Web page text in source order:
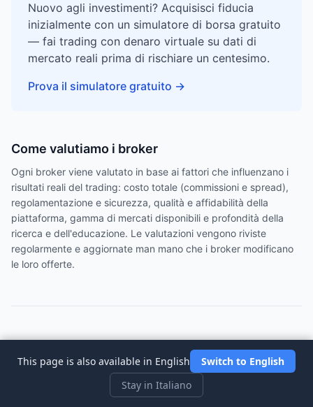
Nuovo agli investimenti? Acquisisci fiducia
inizialmente con un simulatore di borsa gratuito
— fai trading con denaro virtuale su dati di
mercato reali prima di rischiare un centesimo.
Prova il simulatore gratuito →
Come valutiamo i broker
Ogni broker viene valutato in base ai fattori che influenzano i
risultati reali del trading: costo totale (commissioni e spread),
regolamentazione e sicurezza, qualità e affidabilità della
piattaforma, gamma di mercati disponibili e profondità della
ricerca e dell'educazione. Le valutazioni vengono riviste
regolarmente e aggiornate man mano che i broker modificano
le loro offerte.
This page is also available in English
Switch to English
Stay in Italiano